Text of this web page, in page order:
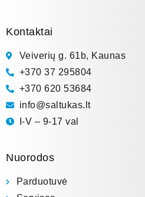
Kontaktai
Veiverių g. 61b, Kaunas
+370 37 295804
+370 620 53684
info@saltukas.lt
I-V – 9-17 val
Nuorodos
Parduotuvė